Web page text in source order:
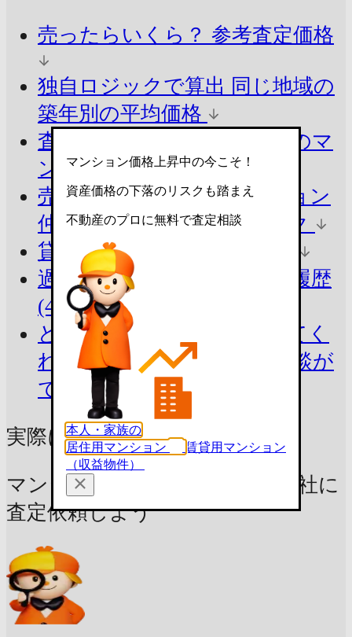
売ったらいくら？ 参考査定価格
独自ロジックで算出 同じ地域の
築年別の平均価格
査定価格の目安を知る
周辺のマ
ンションと比較
売却の方法でシミュレーション
仲介と買取の違いをチェック
貸したらいくら？
過去の賃料を知る
賃貸掲載履歴
(4件)
どんな不動産会社が査定してく
れるのか見る査定・買取相談が
できる不動産会社(19社)
実際にいくらで売れる？
マンション売却に強い不動産会社に
査定依頼しよう
マンション価格上昇中の今こそ！
資産価格の下落のリスクも踏まえ
不動産のプロに無料で査定相談
本人・家族の
居住用マンション
賃貸用マンション
（収益物件）